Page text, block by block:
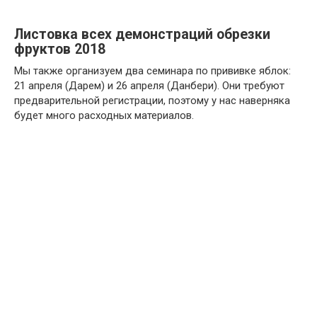
Листовка всех демонстраций обрезки
фруктов 2018
Мы также организуем два семинара по прививке яблок:
21 апреля (Дарем) и 26 апреля (Данбери). Они требуют
предварительной регистрации, поэтому у нас наверняка
будет много расходных материалов.